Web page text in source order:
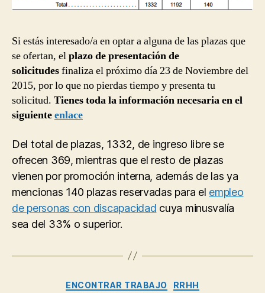
Si estás interesado/a en optar a alguna de las plazas que
se ofertan, elplazo de presentación de
solicitudesfinaliza el próximo día 23 de Noviembre del
2015, por lo que no pierdas tiempo y presenta tu
solicitud. Tienes toda la información necesaria en el
siguienteenlace
Del total de plazas, 1332, de ingreso libre se
ofrecen 369, mientras que el resto de plazas
vienen por promoción interna, además de las ya
mencionas 140 plazas reservadas para el empleo
de personas con discapacidad cuya minusvalía
sea del 33% o superior.
Categorías
ENCONTRAR TRABAJO
RRHH